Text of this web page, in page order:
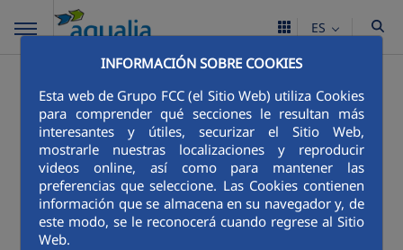
INFORMACIÓN SOBRE COOKIES
Esta web de Grupo FCC (el Sitio Web) utiliza Cookies
para comprender qué secciones le resultan más
interesantes y útiles, securizar el Sitio Web,
mostrarle nuestras localizaciones y reproducir
videos online, así como para mantener las
preferencias que seleccione. Las Cookies contienen
información que se almacena en su navegador y, de
este modo, se le reconocerá cuando regrese al Sitio
Web.
ES
Menú ¿Cuál es tu actitud respecto al agua?